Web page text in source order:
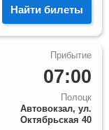
Найти билеты
07:00
Полоцк
Автовокзал, ул.
Октябрьская 40